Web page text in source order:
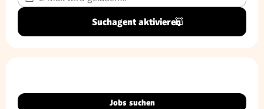
Suchagent aktivieren
Jobs suchen